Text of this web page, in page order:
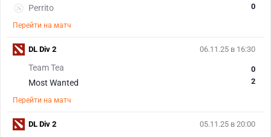
Perrito
0
Перейти на матч
06.11.25 в 16:30
Team Tea
Most Wanted
0
2
Перейти на матч
DL Div 2
05.11.25 в 20:00
DL Div 2